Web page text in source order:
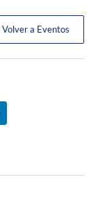
Volver a Eventos